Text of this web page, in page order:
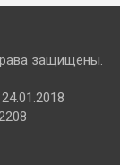
защищены.